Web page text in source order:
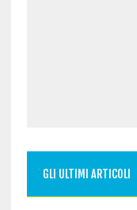
GLI ULTIMI ARTICOLI